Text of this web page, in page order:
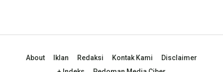
About Iklan Redaksi Kontak Kami
Disclaimer